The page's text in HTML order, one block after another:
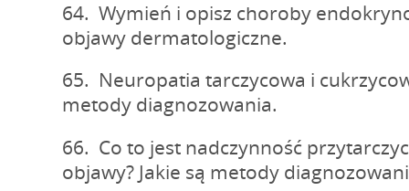
64. Wymień i opisz choroby
objawy dermatologiczne.
65. Neuropatia tarczycowa i
metody diagnozowania.
66. Co to jest nadczynność
objawy? Jakie są metody